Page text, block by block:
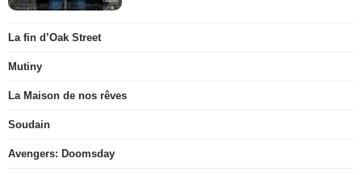
La fin d’Oak Street
Mutiny
La Maison de nos rêves
Soudain
Avengers: Doomsday